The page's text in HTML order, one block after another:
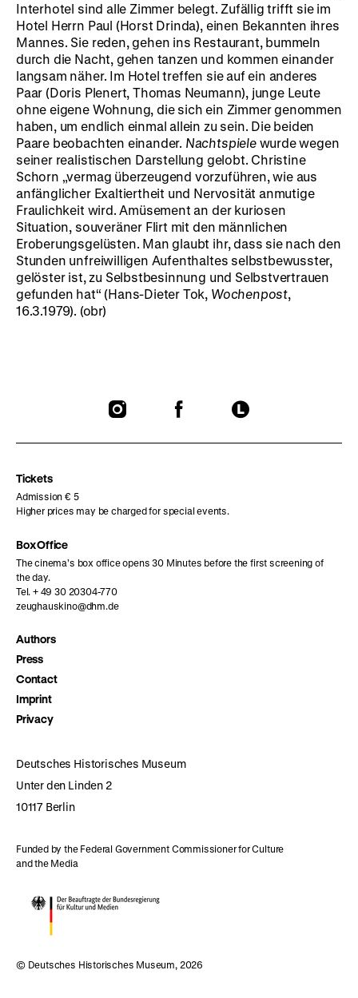
Interhotel sind alle Zimmer belegt. Zufällig trifft sie im
Hotel Herrn Paul (Horst Drinda), einen Bekannten ihres
Mannes. Sie reden, gehen ins Restaurant, bummeln
durch die Nacht, gehen tanzen und kommen einander
langsam näher. Im Hotel treffen sie auf ein anderes
Paar (Doris Plenert, Thomas Neumann), junge Leute
ohne eigene Wohnung, die sich ein Zimmer genommen
haben, um endlich einmal allein zu sein. Die beiden
Paare beobachten einander. Nachtspiele wurde wegen
seiner realistischen Darstellung gelobt. Christine
Schorn „vermag überzeugend vorzuführen, wie aus
anfänglicher Exaltiertheit und Nervosität anmutige
Fraulichkeit wird. Amüsement an der kuriosen
Situation, souveräner Flirt mit den männlichen
Eroberungsgelüsten. Man glaubt ihr, dass sie nach den
Stunden unfreiwilligen Aufenthaltes selbstbewusster,
gelöster ist, zu Selbstbesinnung und Selbstvertrauen
gefunden hat“ (Hans-Dieter Tok, Wochenpost,
16.3.1979). (obr)
To
To
To
Tickets
Admission € 5
Higher prices may be charged for special events.
Box Office
The cinema’s box office opens 30 Minutes before the first screening of
the day.
Tel. + 49 30 20304-770
zeughauskino@dhm.de
Authors
Press
Contact
Imprint
Privacy
Deutsches Historisches Museum
Unter den Linden 2
10117 Berlin
Funded by the Federal Government Commissioner for Culture
and the Media
© Deutsches Historisches Museum, 2026